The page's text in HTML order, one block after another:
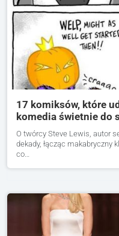
17 komiksów, które
komedia świetnie do
O twórcy Steve Lewis, autor
dekady, łącząc makabryczny
co…